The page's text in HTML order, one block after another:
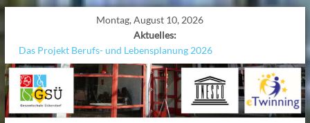
Montag, August 10, 2026
Aktuelles:
Das Projekt Berufs- und Lebensplanung 2026
UNESCO Stadtradeln „Grenzen überwinden“
KCC-Workshop
Sicherheit auf den Wellen: Lehrkräfte bilden sich in Alicante fort
Ferien!!!